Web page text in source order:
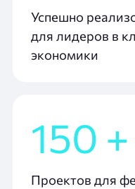
Успешно
для лидеров в
экономики
150 +
Проектов для